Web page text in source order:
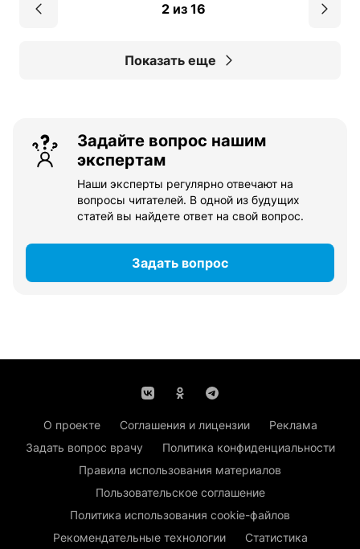
2 из 16
Показать еще
Задайте вопрос нашим
экспертам
Наши эксперты регулярно отвечают на
вопросы читателей. В одной из будущих
статей вы найдете ответ на свой вопрос.
Задать вопрос
О проекте Соглашения и лицензии
Реклама
Задать вопрос врачу
Политика конфиденциальности
Правила использования материалов
Пользовательское соглашение
Политика использования cookie-файлов
Рекомендательные технологии
Статистика